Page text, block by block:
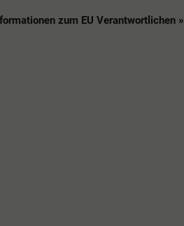
zum EU Verantwortlichen »